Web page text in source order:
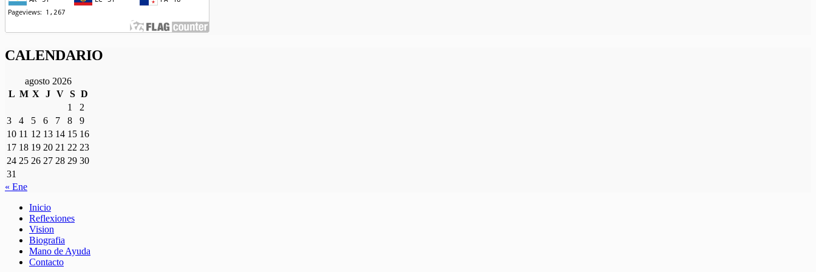
CALENDARIO
agosto 2026
L M X J V S D
1
2
3
4 5 6 7 8
9
10 11 12 13 14 15 16
17 18 19 20 21 22 23
24 25 26 27 28 29 30
31
« Ene
Inicio
Reflexiones
Vision
Biografia
Mano de Ayuda
Contacto